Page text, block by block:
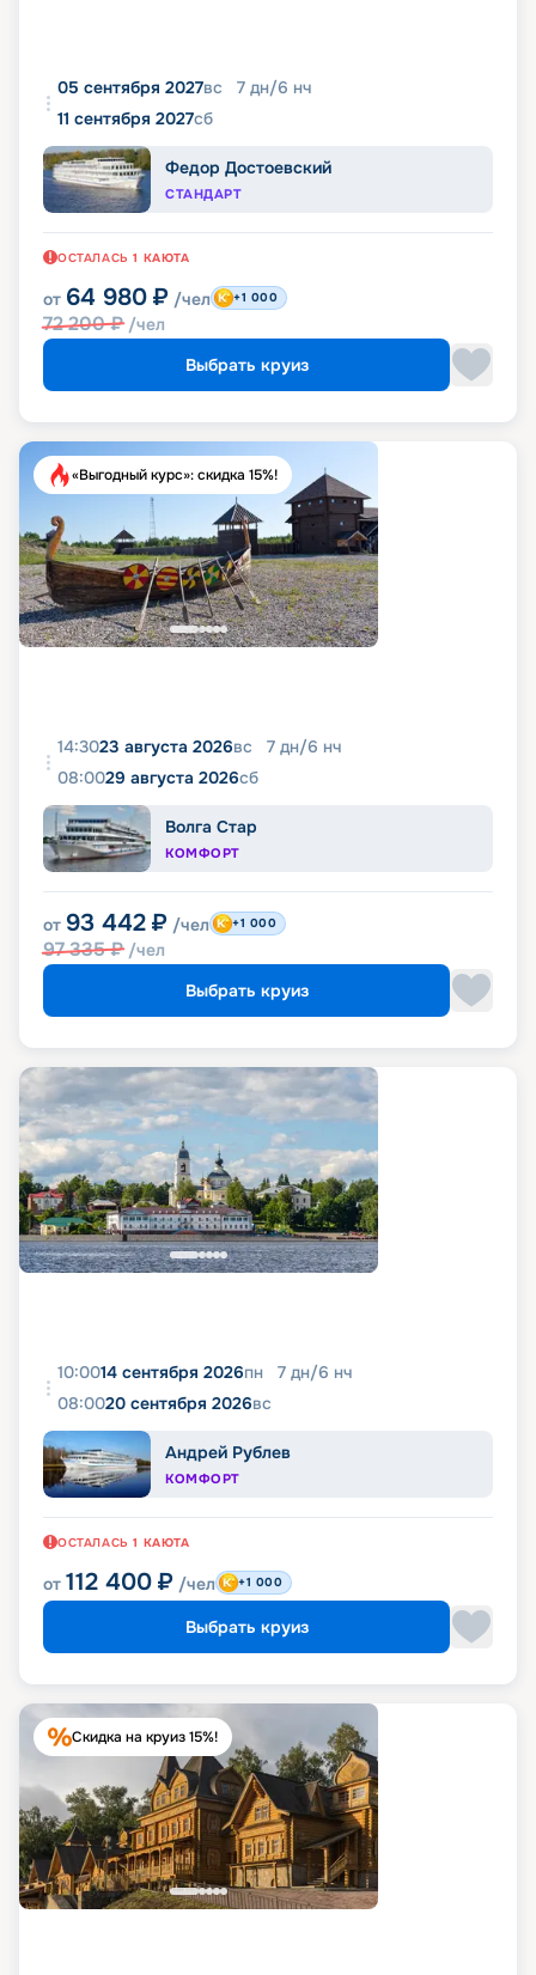
05 сентября 2027вс 7 дн/6 нч
11 сентября 2027сб
Федор Достоевский
СТАНДАРТ
ОСТАЛАСЬ 1 КАЮТА
от 64 980 ₽ /чел
72 200₽ /чел
+1 000
Выбрать круиз
«Выгодный курс»: скидка 15%!
14:3023 августа 2026вс 7 дн/6 нч
08:0029 августа 2026сб
Волга Стар
КОМФОРТ
от 93 442 ₽ /чел
97 335₽ /чел
+1 000
Выбрать круиз
10:0014 сентября 2026пн 7 дн/6 нч
08:0020 сентября 2026вс
Андрей Рублев
КОМФОРТ
ОСТАЛАСЬ 1 КАЮТА
от 112 400 ₽ /чел +1 000
Выбрать круиз
Скидка на круиз 15%!